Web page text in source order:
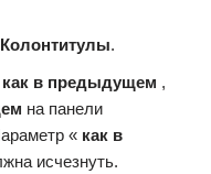
Колонтитулы.
как в предыдущем ,
на панели
« как в
исчезнуть.